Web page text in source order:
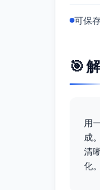
可保
🎯
用
成
清
化。